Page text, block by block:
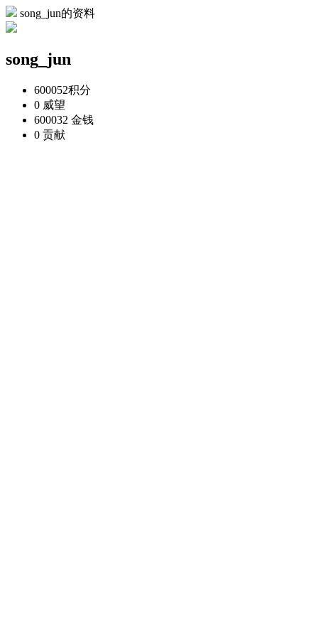
song_jun的资料
song_jun
600052积分
0 威望
600032 金钱
0 贡献